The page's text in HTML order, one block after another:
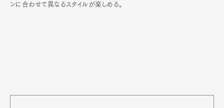
ンに合わせて異なるスタイルが楽しめる。